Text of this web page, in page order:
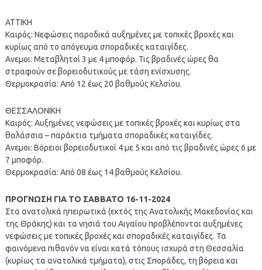
ΑΤΤΙΚΗ
Καιρός: Νεφώσεις παροδικά αυξημένες με τοπικές βροχές και
κυρίως από το απόγευμα σποραδικές καταιγίδες.
Ανεμοι: Μεταβλητοί 3 με 4 μποφόρ. Τις βραδινές ώρες θα
στραφούν σε βορειοδυτικούς με τάση ενίσχυσης.
Θερμοκρασία: Από 12 έως 20 βαθμούς Κελσίου.
ΘΕΣΣΑΛΟΝΙΚΗ
Καιρός: Αυξημένες νεφώσεις με τοπικές βροχές και κυρίως στα
θαλάσσια – παράκτια τμήματα σποραδικές καταιγίδες.
Ανεμοι: Βόρειοι βορειοδυτικοί 4 με 5 και από τις βραδινές ώρες 6 με
7 μποφόρ.
Θερμοκρασία: Από 08 έως 14 βαθμούς Κελσίου.
ΠΡΟΓΝΩΣΗ ΓΙΑ ΤΟ ΣΑΒΒΑΤΟ 16-11-2024
Στα ανατολικά ηπειρωτικά (εκτός της Ανατολικής Μακεδονίας και
της Θράκης) και τα νησιά του Αιγαίου προβλέπονται αυξημένες
νεφώσεις με τοπικές βροχές και σποραδικές καταιγίδες. Τα
φαινόμενα πιθανόν να είναι κατά τόπους ισχυρά στη Θεσσαλία
(κυρίως τα ανατολικά τμήματα), στις Σποράδες, τη βόρεια και